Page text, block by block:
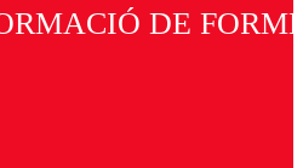
DE